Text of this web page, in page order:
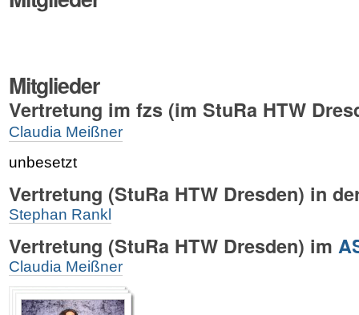
Mitglieder
Vertretung im fzs (im StuRa HTW
Claudia Meißner
unbesetzt
Vertretung (StuRa HTW Dresden) in
Stephan Rankl
Vertretung (StuRa HTW Dresden) im
Claudia Meißner